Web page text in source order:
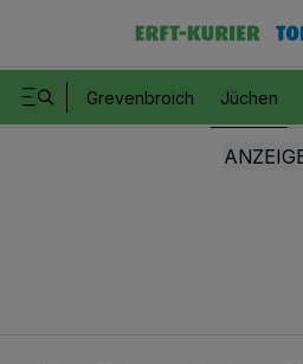
Grevenbroich Jüchen